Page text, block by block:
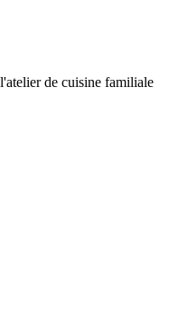
de cuisine familiale